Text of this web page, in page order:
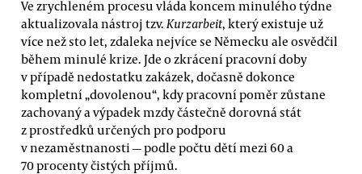
Ve zrychleném procesu vláda koncem minulého týdne
aktualizovala nástroj tzv. Kurzarbeit, který existuje už
více než sto let, zdaleka nejvíce se Německu ale osvědčil
během minulé krize. Jde o zkrácení pracovní doby
v případě nedostatku zakázek, dočasně dokonce
kompletní „dovolenou“, kdy pracovní poměr zůstane
zachovaný a výpadek mzdy částečně dorovná stát
z prostředků určených pro podporu
v nezaměstnanosti — podle počtu dětí mezi 60 a
70 procenty čistých příjmů.